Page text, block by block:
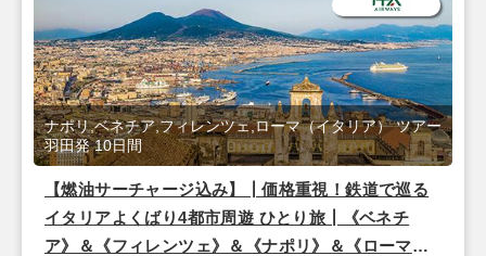
【燃油サーチャージ込み】┃価格重視！鉄道で巡る
イタリアよくばり4都市周遊 ひとり旅┃《ベネチ
ア》＆《フィレンツェ》＆《ナポリ》＆《ローマ》
ナポリ,ベネチア,フィレンツェ,ローマ（イタリア） ツアー
羽田発 10日間